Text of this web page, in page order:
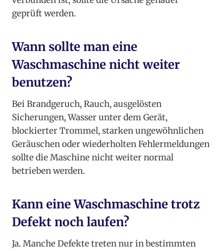
geprüft werden.
Wann sollte man eine
Waschmaschine nicht weiter
benutzen?
Bei Brandgeruch, Rauch, ausgelösten
Sicherungen, Wasser unter dem Gerät,
blockierter Trommel, starken ungewöhnlichen
Geräuschen oder wiederholten Fehlermeldungen
sollte die Maschine nicht weiter normal
betrieben werden.
Kann eine Waschmaschine trotz
Defekt noch laufen?
Ja. Manche Defekte treten nur in bestimmten